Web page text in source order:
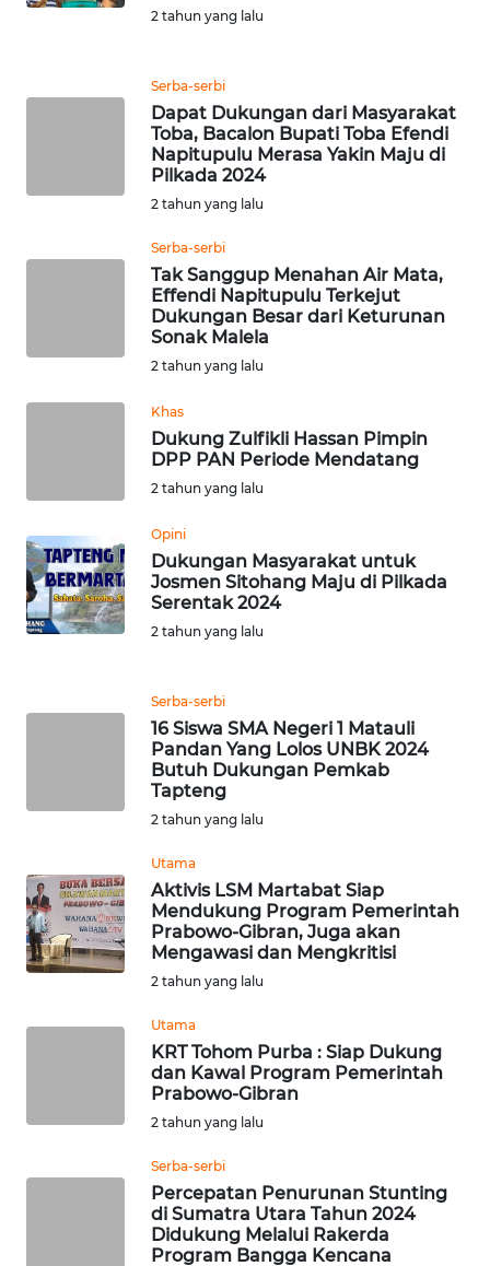
2 tahun yang lalu
Serba-serbi
Dapat Dukungan dari Masyarakat
Toba, Bacalon Bupati Toba Efendi
Napitupulu Merasa Yakin Maju di
Pilkada 2024
2 tahun yang lalu
Serba-serbi
Tak Sanggup Menahan Air Mata,
Effendi Napitupulu Terkejut
Dukungan Besar dari Keturunan
Sonak Malela
2 tahun yang lalu
Khas
Dukung Zulfikli Hassan Pimpin
DPP PAN Periode Mendatang
2 tahun yang lalu
Opini
Dukungan Masyarakat untuk
Josmen Sitohang Maju di Pilkada
Serentak 2024
2 tahun yang lalu
Serba-serbi
16 Siswa SMA Negeri 1 Matauli
Pandan Yang Lolos UNBK 2024
Butuh Dukungan Pemkab
Tapteng
2 tahun yang lalu
Utama
Aktivis LSM Martabat Siap
Mendukung Program Pemerintah
Prabowo-Gibran, Juga akan
Mengawasi dan Mengkritisi
2 tahun yang lalu
Utama
KRT Tohom Purba : Siap Dukung
dan Kawal Program Pemerintah
Prabowo-Gibran
2 tahun yang lalu
Serba-serbi
Percepatan Penurunan Stunting
di Sumatra Utara Tahun 2024
Didukung Melalui Rakerda
Program Bangga Kencana
WN
WN
WN
WN
BENGKULU
WN
JOGJA
KALBAR